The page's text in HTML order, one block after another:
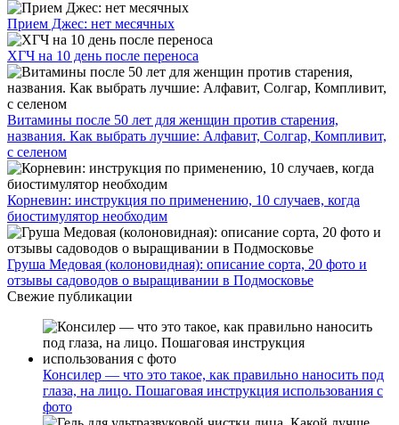
Прием Джес: нет месячных
ХГЧ на 10 день после переноса
Витамины после 50 лет для женщин против старения,
названия. Как выбрать лучшие: Алфавит, Солгар, Компливит,
с селеном
Корневин: инструкция по применению, 10 случаев, когда
биостимулятор необходим
Груша Медовая (колоновидная): описание сорта, 20 фото и
отзывы садоводов о выращивании в Подмосковье
Свежие публикации
Консилер — что это такое, как правильно наносить под
глаза, на лицо. Пошаговая инструкция использования с
фото